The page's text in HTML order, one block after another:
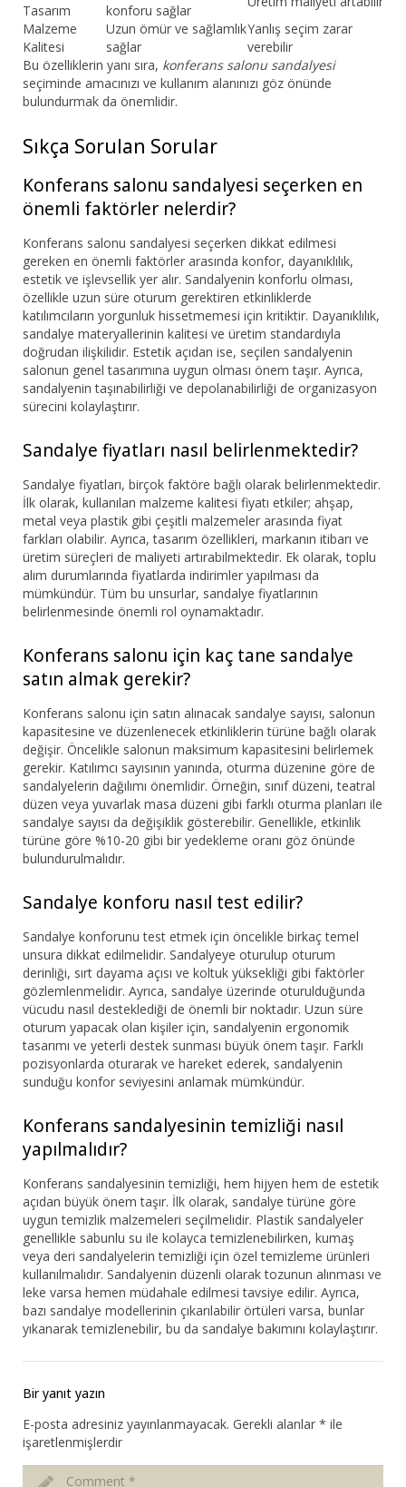
Tasarım
konforu sağlar
Malzeme
Kalitesi
Uzun ömür ve sağlamlık
sağlar
Yanlış seçim zarar
verebilir
Bu özelliklerin yanı sıra, konferans salonu sandalyesi
seçiminde amacınızı ve kullanım alanınızı göz önünde
bulundurmak da önemlidir.
Sıkça Sorulan Sorular
Konferans salonu sandalyesi seçerken en
önemli faktörler nelerdir?
Konferans salonu sandalyesi seçerken dikkat edilmesi
gereken en önemli faktörler arasında konfor, dayanıklılık,
estetik ve işlevsellik yer alır. Sandalyenin konforlu olması,
özellikle uzun süre oturum gerektiren etkinliklerde
katılımcıların yorgunluk hissetmemesi için kritiktir. Dayanıklılık,
sandalye materyallerinin kalitesi ve üretim standardıyla
doğrudan ilişkilidir. Estetik açıdan ise, seçilen sandalyenin
salonun genel tasarımına uygun olması önem taşır. Ayrıca,
sandalyenin taşınabilirliği ve depolanabilirliği de organizasyon
sürecini kolaylaştırır.
Sandalye fiyatları nasıl belirlenmektedir?
Sandalye fiyatları, birçok faktöre bağlı olarak belirlenmektedir.
İlk olarak, kullanılan malzeme kalitesi fiyatı etkiler; ahşap,
metal veya plastik gibi çeşitli malzemeler arasında fiyat
farkları olabilir. Ayrıca, tasarım özellikleri, markanın itibarı ve
üretim süreçleri de maliyeti artırabilmektedir. Ek olarak, toplu
alım durumlarında fiyatlarda indirimler yapılması da
mümkündür. Tüm bu unsurlar, sandalye fiyatlarının
belirlenmesinde önemli rol oynamaktadır.
Konferans salonu için kaç tane sandalye
satın almak gerekir?
Konferans salonu için satın alınacak sandalye sayısı, salonun
kapasitesine ve düzenlenecek etkinliklerin türüne bağlı olarak
değişir. Öncelikle salonun maksimum kapasitesini belirlemek
gerekir. Katılımcı sayısının yanında, oturma düzenine göre de
sandalyelerin dağılımı önemlidir. Örneğin, sınıf düzeni, teatral
düzen veya yuvarlak masa düzeni gibi farklı oturma planları ile
sandalye sayısı da değişiklik gösterebilir. Genellikle, etkinlik
türüne göre %10-20 gibi bir yedekleme oranı göz önünde
bulundurulmalıdır.
Sandalye konforu nasıl test edilir?
Sandalye konforunu test etmek için öncelikle birkaç temel
unsura dikkat edilmelidir. Sandalyeye oturulup oturum
derinliği, sırt dayama açısı ve koltuk yüksekliği gibi faktörler
gözlemlenmelidir. Ayrıca, sandalye üzerinde oturulduğunda
vücudu nasıl desteklediği de önemli bir noktadır. Uzun süre
oturum yapacak olan kişiler için, sandalyenin ergonomik
tasarımı ve yeterli destek sunması büyük önem taşır. Farklı
pozisyonlarda oturarak ve hareket ederek, sandalyenin
sunduğu konfor seviyesini anlamak mümkündür.
Konferans sandalyesinin temizliği nasıl
yapılmalıdır?
Konferans sandalyesinin temizliği, hem hijyen hem de estetik
açıdan büyük önem taşır. İlk olarak, sandalye türüne göre
uygun temizlik malzemeleri seçilmelidir. Plastik sandalyeler
genellikle sabunlu su ile kolayca temizlenebilirken, kumaş
veya deri sandalyelerin temizliği için özel temizleme ürünleri
kullanılmalıdır. Sandalyenin düzenli olarak tozunun alınması ve
leke varsa hemen müdahale edilmesi tavsiye edilir. Ayrıca,
bazı sandalye modellerinin çıkarılabilir örtüleri varsa, bunlar
yıkanarak temizlenebilir, bu da sandalye bakımını kolaylaştırır.
Bir yanıt yazın
E-posta adresiniz yayınlanmayacak. Gerekli alanlar * ile
işaretlenmişlerdir